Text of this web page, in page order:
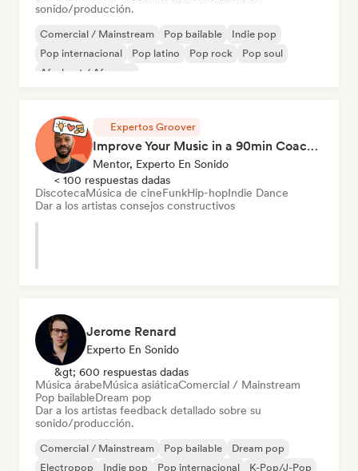
sonido/producción.
Comercial / Mainstream Pop bailable
Indie pop
Pop internacional
Pop latino Pop rock
Pop soul
Afrobeat / Afropop
Expertos Groover
Improve Your Music in a 90min Coaching Session
Mentor, Experto En Sonido
< 100 respuestas dadas
DiscotecaMúsica de cineFunkHip-hopIndie Dance
Dar a los artistas consejos constructivos
Jerome Renard
Experto En Sonido
&gt; 600 respuestas dadas
Música árabeMúsica asiáticaComercial / Mainstream
Pop bailableDream pop
Dar a los artistas feedback detallado sobre su
sonido/producción.
Comercial / Mainstream Pop bailable
Dream pop
Electropop
Indie pop Pop internacional K-Pop/J-Pop